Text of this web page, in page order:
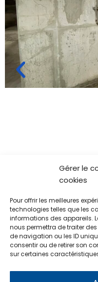
Gérer le
cookies
Pour offrir les meilleures
technologies telles que les
informations des appareils.
nous permettra de traiter
de navigation ou les ID
consentir ou de retirer son
sur certaines
Mail :